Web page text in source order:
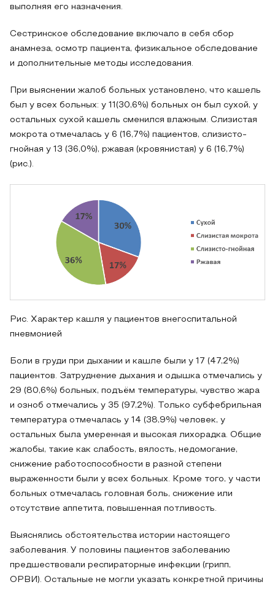
выполняя его назначения.
Сестринское обследование включало в себя сбор
анамнеза, осмотр пациента, физикальное обследование
и дополнительные методы исследования.
При выяснении жалоб больных установлено, что кашель
был у всех больных: у 11(30,6%) больных он был сухой, у
остальных сухой кашель сменился влажным. Слизистая
мокрота отмечалась у 6 (16,7%) пациентов, слизисто-
гнойная у 13 (36,0%), ржавая (кровянистая) у 6 (16,7%)
(рис.).
Рис. Характер кашля у пациентов внегоспитальной
пневмонией
Боли в груди при дыхании и кашле были у 17 (47,2%)
пациентов. Затруднение дыхания и одышка отмечались у
29 (80,6%) больных, подъём температуры, чувство жара
и озноб отмечались у 35 (97,2%). Только субфебрильная
температура отмечалась у 14 (38,9%) человек, у
остальных была умеренная и высокая лихорадка. Общие
жалобы, такие как слабость, вялость, недомогание,
снижение работоспособности в разной степени
выраженности были у всех больных. Кроме того, у части
больных отмечалась головная боль, снижение или
отсутствие аппетита, повышенная потливость.
Выяснялись обстоятельства истории настоящего
заболевания. У половины пациентов заболеванию
предшествовали респираторные инфекции (грипп,
ОРВИ). Остальные не могли указать конкретной причины